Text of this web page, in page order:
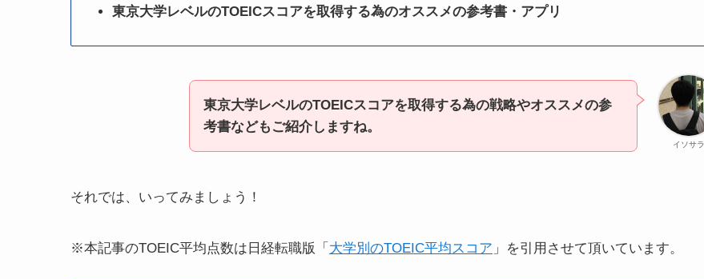
東京大学レベルのTOEICスコアを取得する為のオススメの参考書・アプリ
イソサラ
東京大学レベルのTOEICスコアを取得する為の戦略やオススメの参
考書などもご紹介しますね。
それでは、いってみましょう！
※本記事のTOEIC平均点数は日経転職版「 大学別のTOEIC平均スコア 」を引用させて頂いています。